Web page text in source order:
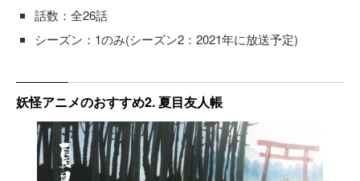
話数：全26話
シーズン：1のみ(シーズン2：2021年に放送予定)
妖怪アニメのおすすめ2. 夏目友人帳